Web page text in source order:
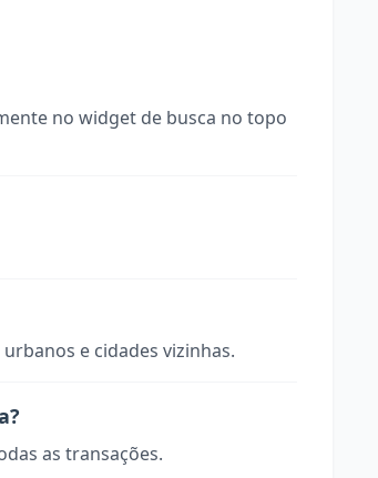
no widget de busca no topo
e cidades vizinhas.
as transações.